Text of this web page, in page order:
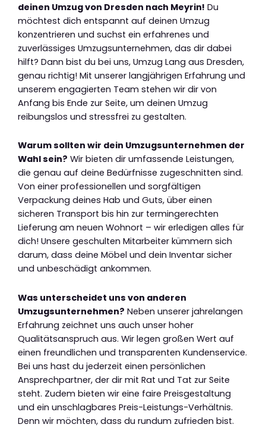
deinen Umzug von Dresden nach Meyrin! Du
möchtest dich entspannt auf deinen Umzug
konzentrieren und suchst ein erfahrenes und
zuverlässiges Umzugsunternehmen, das dir dabei
hilft? Dann bist du bei uns, Umzug Lang aus Dresden,
genau richtig! Mit unserer langjährigen Erfahrung und
unserem engagierten Team stehen wir dir von
Anfang bis Ende zur Seite, um deinen Umzug
reibungslos und stressfrei zu gestalten.
Warum sollten wir dein Umzugsunternehmen der
Wahl sein? Wir bieten dir umfassende Leistungen,
die genau auf deine Bedürfnisse zugeschnitten sind.
Von einer professionellen und sorgfältigen
Verpackung deines Hab und Guts, über einen
sicheren Transport bis hin zur termingerechten
Lieferung am neuen Wohnort – wir erledigen alles für
dich! Unsere geschulten Mitarbeiter kümmern sich
darum, dass deine Möbel und dein Inventar sicher
und unbeschädigt ankommen.
Was unterscheidet uns von anderen
Umzugsunternehmen? Neben unserer jahrelangen
Erfahrung zeichnet uns auch unser hoher
Qualitätsanspruch aus. Wir legen großen Wert auf
einen freundlichen und transparenten Kundenservice.
Bei uns hast du jederzeit einen persönlichen
Ansprechpartner, der dir mit Rat und Tat zur Seite
steht. Zudem bieten wir eine faire Preisgestaltung
und ein unschlagbares Preis-Leistungs-Verhältnis.
Denn wir möchten, dass du rundum zufrieden bist.